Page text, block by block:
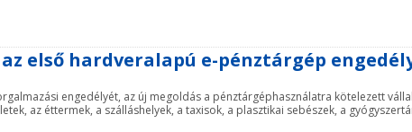
első hardveralapú e-pénztárgép
engedélyét, az új megoldás a pénztárgéphasználatra kötelezett
az éttermek, a szálláshelyek, a taxisok, a plasztikai sebészek, a